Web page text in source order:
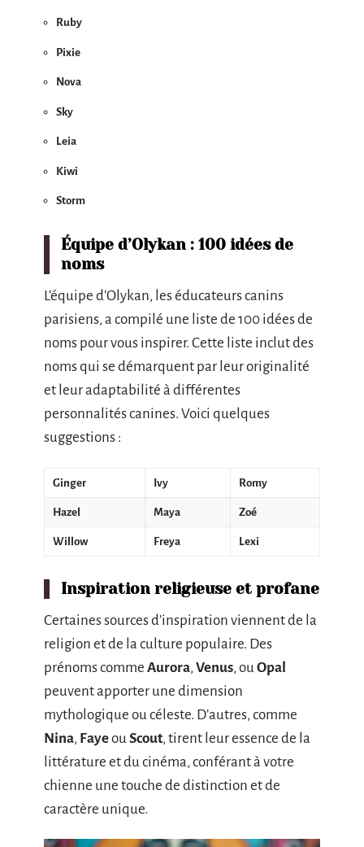
Ruby
Pixie
Nova
Sky
Leia
Kiwi
Storm
Équipe d’Olykan : 100 idées de
noms
L’équipe d’Olykan, les éducateurs canins
parisiens, a compilé une liste de 100 idées de
noms pour vous inspirer. Cette liste inclut des
noms qui se démarquent par leur originalité
et leur adaptabilité à différentes
personnalités canines. Voici quelques
suggestions :
Ginger Ivy Romy
Hazel Maya Zoé
Willow Freya Lexi
Inspiration religieuse et profane
Certaines sources d’inspiration viennent de la
religion et de la culture populaire. Des
prénoms comme Aurora, Venus, ou Opal
peuvent apporter une dimension
mythologique ou céleste. D’autres, comme
Nina, Fayeou Scout, tirent leur essence de la
littérature et du cinéma, conférant à votre
chienne une touche de distinction et de
caractère unique.